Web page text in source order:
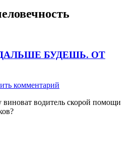
БУДЕШЬ. ОТ
комментарий
водитель скорой помощи